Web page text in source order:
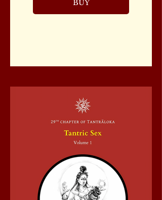
BUY